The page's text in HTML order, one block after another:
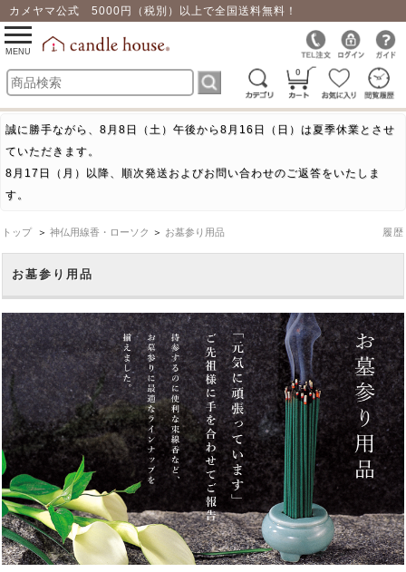
カメヤマ公式 5000円（税別）以上で全国送料無料！
0
toggle
navigation
MENU
誠に勝手ながら、8月8日（土）午後から8月16日（日）は夏季休業とさせ
ていただきます。
8月17日（月）以降、順次発送およびお問い合わせのご返答をいたしま
す。
トップ ＞ 神仏用線香・ローソク ＞ お墓参り用品 履歴
お墓参り用品